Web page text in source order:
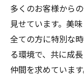
多くのお客様から
見せています。美
全ての方に特別な
る環境で、共に成
仲間を求めていま